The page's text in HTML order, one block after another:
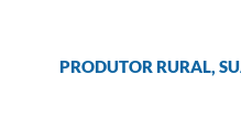
PRODUTOR RURAL,